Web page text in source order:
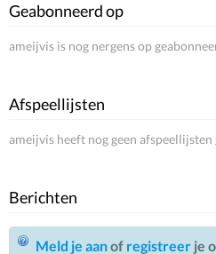
Geabonneerd op
ameijvis is nog nergens op
Afspeellijsten
ameijvis heeft nog geen afspeellijsten
Berichten
Meld je aanof registreer je